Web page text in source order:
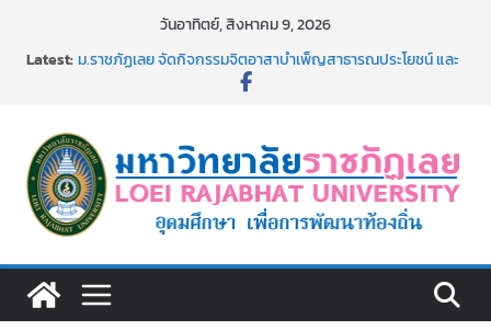
วันอาทิตย์, สิงหาคม 9, 2026
Latest:ม.ราชภัฏเลย จัดกิจกรรมจิตอาสาบำเพ็ญสาธารณประโยชน์ และ
เงินรายได้
ม.ราชภัฏเลย จัดมหกรรมวิชาการ เปิดบ้าน LRU ครั้งที่ 4 เปิดให้
นักเรียนมัธยมปลายค้นหาสาขาวิชาในฝัน สู่อนาคตที่ใช่
อธิการบดี มรภ.เลย ร่วมประชุมชี้แจงกับคณะอนุกรรมาธิการ
ประจำปีงบประมาณ พ.ศ. 2570
๑,๙๗๒ ชุด โดยวิธีเฉพาะเจาะจง